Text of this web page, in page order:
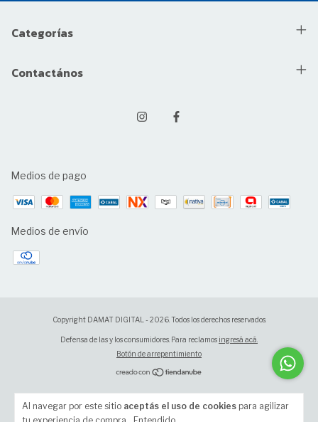
Al navegar por este sitio aceptás el uso de cookies para agilizar
Categorías
Contactános
Medios de pago
Medios de envío
Copyright DAMAT DIGITAL - 2026. Todos los derechos reservados.
Defensa de las y los consumidores. Para reclamos ingresá acá.
Botón de arrepentimiento